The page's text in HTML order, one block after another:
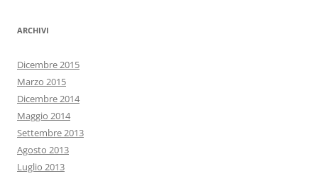
ARCHIVI
Dicembre 2015
Marzo 2015
Dicembre 2014
Maggio 2014
Settembre 2013
Agosto 2013
Luglio 2013